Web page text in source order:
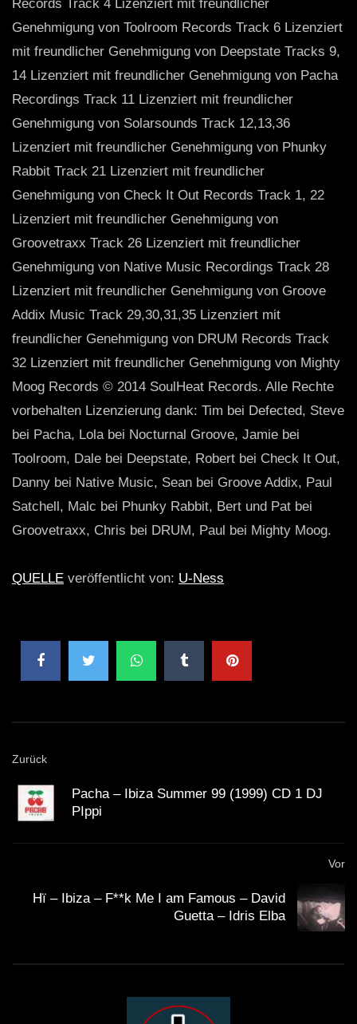
Records Track 4 Lizenziert mit freundlicher
Genehmigung von Toolroom Records Track 6 Lizenziert
mit freundlicher Genehmigung von Deepstate Tracks 9,
14 Lizenziert mit freundlicher Genehmigung von Pacha
Recordings Track 11 Lizenziert mit freundlicher
Genehmigung von Solarsounds Track 12,13,36
Lizenziert mit freundlicher Genehmigung von Phunky
Rabbit Track 21 Lizenziert mit freundlicher
Genehmigung von Check It Out Records Track 1, 22
Lizenziert mit freundlicher Genehmigung von
Groovetraxx Track 26 Lizenziert mit freundlicher
Genehmigung von Native Music Recordings Track 28
Lizenziert mit freundlicher Genehmigung von Groove
Addix Music Track 29,30,31,35 Lizenziert mit
freundlicher Genehmigung von DRUM Records Track
32 Lizenziert mit freundlicher Genehmigung von Mighty
Moog Records © 2014 SoulHeat Records. Alle Rechte
vorbehalten Lizenzierung dank: Tim bei Defected, Steve
bei Pacha, Lola bei Nocturnal Groove, Jamie bei
Toolroom, Dale bei Deepstate, Robert bei Check It Out,
Danny bei Native Music, Sean bei Groove Addix, Paul
Satchell, Malc bei Phunky Rabbit, Bert und Pat bei
Groovetraxx, Chris bei DRUM, Paul bei Mighty Moog.
QUELLE veröffentlicht von: U-Ness
Zurück
Pacha – Ibiza Summer 99 (1999) CD 1 DJ
PIppi
Vor
Hï – Ibiza – F**k Me I am Famous – David
Guetta – Idris Elba